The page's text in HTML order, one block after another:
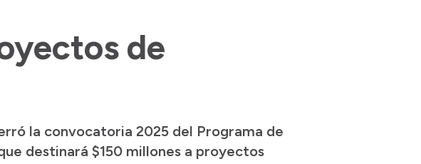
de
la convocatoria 2025 del Programa de
destinará $150 millones a proyectos